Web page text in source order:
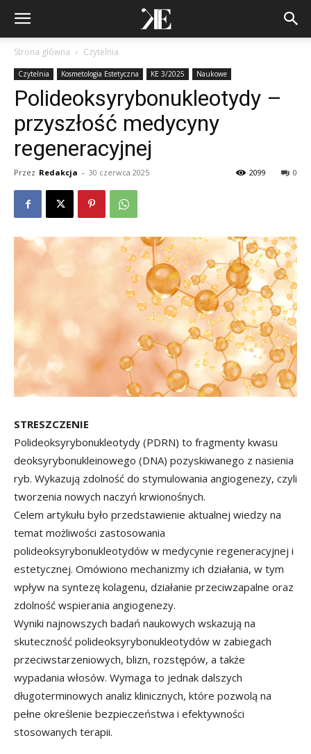
Strona główna Czytelnia
Czytelnia Kosmetologia Estetyczna KE 3/2025 Naukowe
Polideoksyrybonukleotydy –
przyszłość medycyny
regeneracyjnej
Przez Redakcja - 30 czerwca 2025 0
2099
STRESZCZENIE
Polideoksyrybonukleotydy (PDRN) to fragmenty kwasu
deoksyrybonukleinowego (DNA) pozyskiwanego z nasienia
ryb. Wykazują zdolność do stymulowania angiogenezy, czyli
tworzenia nowych naczyń krwionośnych.
Celem artykułu było przedstawienie aktualnej wiedzy na
temat możliwości zastosowania
polideoksyrybonukleotydów w medycynie regeneracyjnej i
estetycznej. Omówiono mechanizmy ich działania, w tym
wpływ na syntezę kolagenu, działanie przeciwzapalne oraz
zdolność wspierania angiogenezy.
Wyniki najnowszych badań naukowych wskazują na
skuteczność polideoksyrybonukleotydów w zabiegach
przeciwstarzeniowych, blizn, rozstępów, a także
wypadania włosów. Wymaga to jednak dalszych
długoterminowych analiz klinicznych, które pozwolą na
pełne określenie bezpieczeństwa i efektywności
stosowanych terapii.